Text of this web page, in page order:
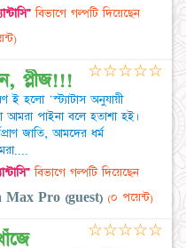
বিভাগে গল্পটি দিয়েছেন
প্লীজ!!!
ই হলো 'স্ট্যাটাস অনুযায়ী
আমরা পাইনা বলে হতাশা হই।
জাতি, আমদের ধর্ম
বিভাগে গল্পটি দিয়েছেন
Pro (guest)(০ পয়েন্ট)
☆☆☆☆☆
☆☆☆☆☆